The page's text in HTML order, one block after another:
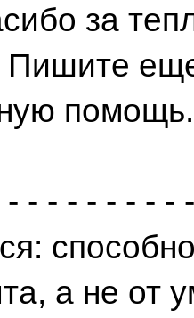
за
Пишите
- - - - - - - -
а не от